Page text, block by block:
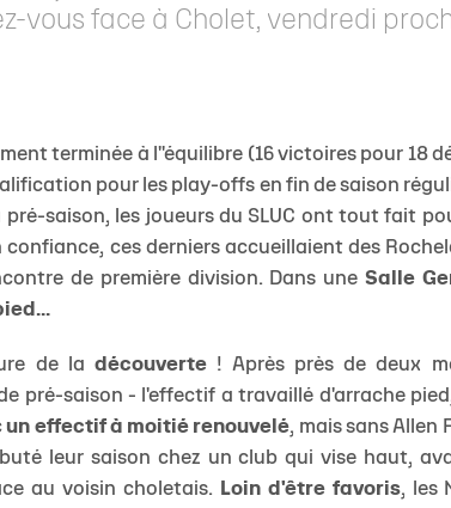
vous face à Cholet, vendredi
terminée à l''équilibre (16 victoires pour 18
pour les play-offs en fin de saison
pré-saison, les joueurs du SLUC ont tout fait
confiance, ces derniers accueillaient des
de première division. Dans uneSalle
de la découverte! Après près de deux
pré-saison - l'effectif a travaillé d'arrache
un effectif à moitié renouvelé, mais sans Allen
leur saison chez un club qui vise haut,
au voisin choletais. Loin d'être favoris, les